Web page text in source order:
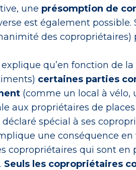
une présomption de
est également possible.
des
qu’en fonction de
certaines parties
(comme un local à
aux propriétaires de
spécial à ses
une conséquence
copropriétaires qui sont en
Seuls les copropriétaires